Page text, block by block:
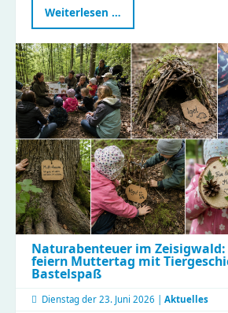
Weiterlesen …
Teamtag
Küche:
Gemeinsam
für
gesunde
Ernährung
und
effiziente
Abläufe!
Naturabenteuer im
feiern Muttertag mit
Bastelspaß
Dienstag der 23. Juni 2026 | Aktuelles